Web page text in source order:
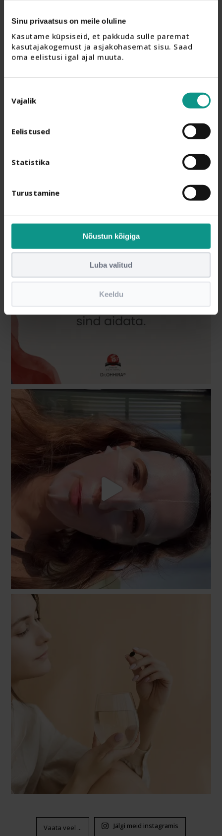
Sinu privaatsus on meile oluline
Kasutame küpsiseid, et pakkuda sulle paremat
kasutajakogemust ja asjakohasemat sisu. Saad
oma eelistusi igal ajal muuta.
valik
Vajalik
Eelistused
Statistika
Turustamine
Nõustun kõigiga
Luba valitud
Keeldu
Vaata veel ... Jälgi meid instagramis